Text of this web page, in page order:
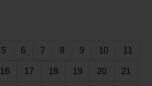
5(current)
6(current)
7(current)
8(current)
9(current)
10(current)
11
16(current)
17(current)
18(current)
19(current)
20(current)
21